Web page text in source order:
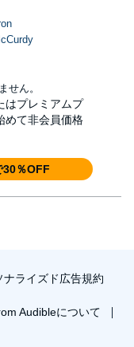
せん。
はプレミアムプ
めて非会員価格
30％OFF
ナライズド広告規約
Audibleについて